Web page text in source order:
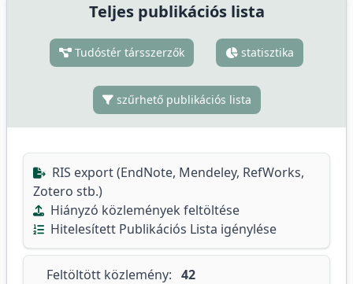
Teljes publikációs lista
Tudóstér társszerzők statisztika
szűrhető publikációs lista
RIS export (EndNote, Mendeley, RefWorks,
Zotero stb.)
Hiányzó közlemények feltöltése
Hitelesített Publikációs Lista igénylése
Feltöltött közlemény: 42